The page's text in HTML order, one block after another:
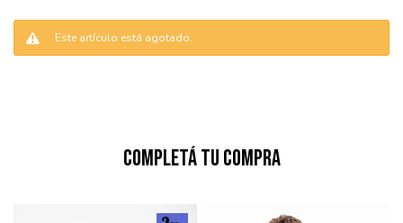
Este artículo está agotado.
Completá tu compra